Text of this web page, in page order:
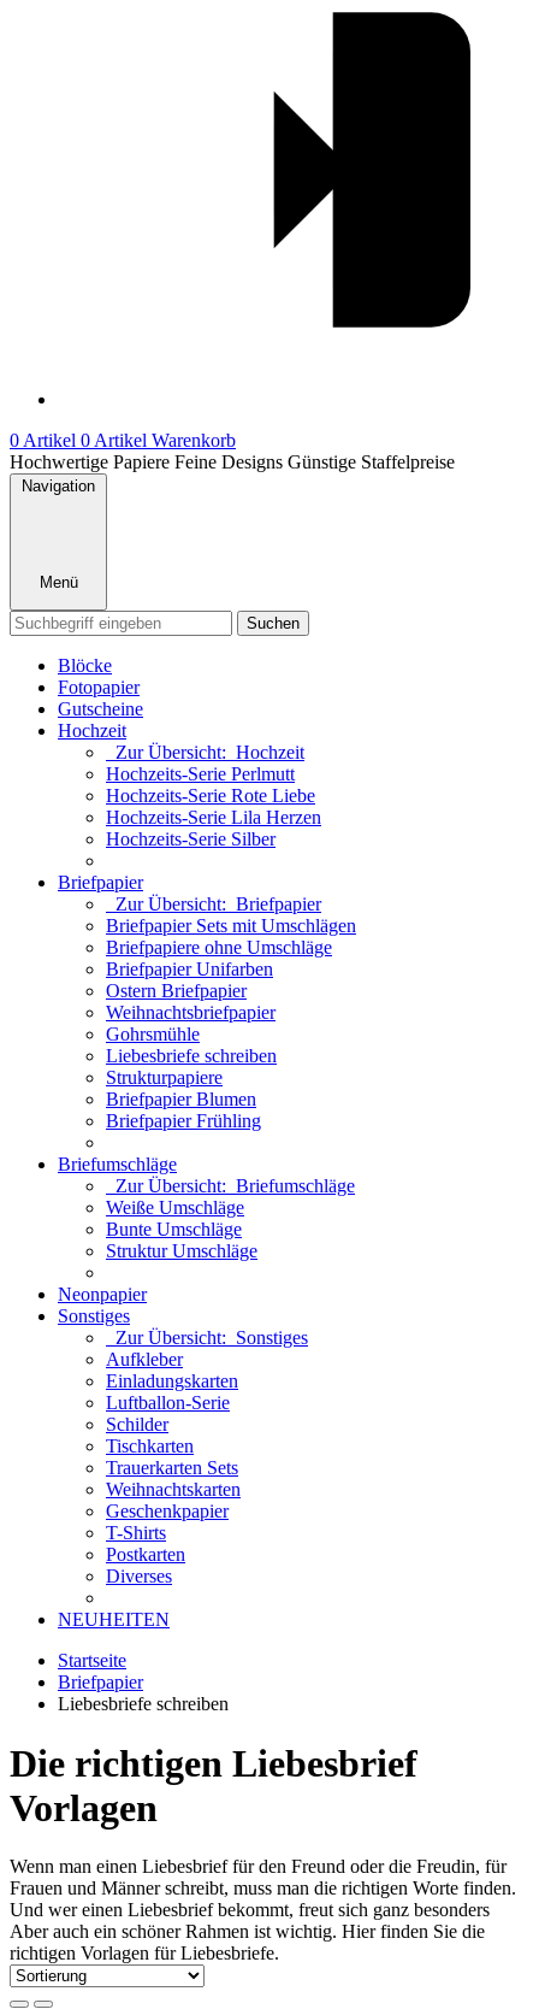
0 Artikel 0 Artikel Warenkorb
Hochwertige Papiere Feine Designs Günstige Staffelpreise
Navigation
Menü
Suchen
Blöcke
Fotopapier
Gutscheine
Hochzeit
Zur Übersicht: Hochzeit
Hochzeits-Serie Perlmutt
Hochzeits-Serie Rote Liebe
Hochzeits-Serie Lila Herzen
Hochzeits-Serie Silber
Briefpapier
Zur Übersicht: Briefpapier
Briefpapier Sets mit Umschlägen
Briefpapiere ohne Umschläge
Briefpapier Unifarben
Ostern Briefpapier
Weihnachtsbriefpapier
Gohrsmühle
Liebesbriefe schreiben
Strukturpapiere
Briefpapier Blumen
Briefpapier Frühling
Briefumschläge
Zur Übersicht: Briefumschläge
Weiße Umschläge
Bunte Umschläge
Struktur Umschläge
Neonpapier
Sonstiges
Zur Übersicht: Sonstiges
Aufkleber
Einladungskarten
Luftballon-Serie
Schilder
Tischkarten
Trauerkarten Sets
Weihnachtskarten
Geschenkpapier
T-Shirts
Postkarten
Diverses
NEUHEITEN
Startseite
Briefpapier
Liebesbriefe schreiben
Die richtigen Liebesbrief
Vorlagen
Wenn man einen Liebesbrief für den Freund oder die Freudin, für
Frauen und Männer schreibt, muss man die richtigen Worte finden.
Und wer einen Liebesbrief bekommt, freut sich ganz besonders
Aber auch ein schöner Rahmen ist wichtig. Hier finden Sie die
richtigen Vorlagen für Liebesbriefe.